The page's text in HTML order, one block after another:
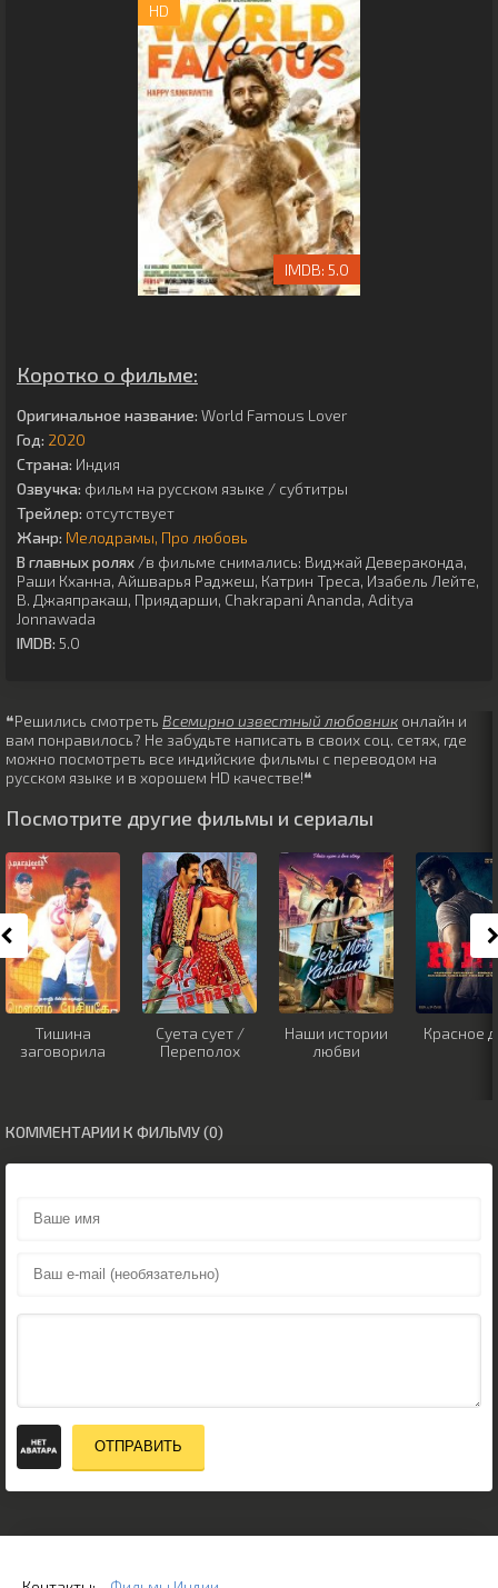
HD
5.0
Коротко о фильме:
Оригинальное название: World Famous Lover
Год: 2020
Страна: Индия
Озвучка: фильм на русском языке / субтитры
Трейлер: отсутствует
Жанр: Мелодрамы Про любовь
В главных ролях /в фильме снимались: Виджай Девераконда,
Раши Кханна, Айшварья Раджеш, Катрин Треса, Изабель Лейте,
В. Джаяпракаш, Приядарши, Chakrapani Ananda, Aditya
Jonnawada
IMDB: 5.0
❝Решились смотреть Всемирно известный любовник онлайн и
вам понравилось? Не забудьте написать в своих соц. сетях, где
можно посмотреть все индийские фильмы с переводом на
русском языке и в хорошем HD качестве!❝
Посмотрите другие фильмы и сериалы
Тишина
заговорила
Суета сует /
Переполох
Наши истории
любви
Красное
КОММЕНТАРИИ К ФИЛЬМУ (0)
ОТПРАВИТЬ